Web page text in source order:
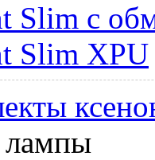
Slim с
Slim XPU
лампы